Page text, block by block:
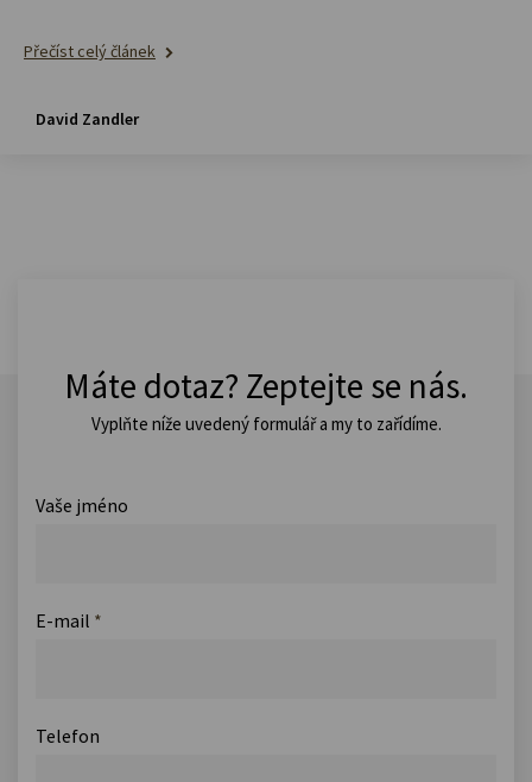
Přečíst celý článek
David Zandler
Máte dotaz? Zeptejte se nás.
Vyplňte níže uvedený formulář a my to zařídíme.
Vaše jméno
E-mail *
Telefon